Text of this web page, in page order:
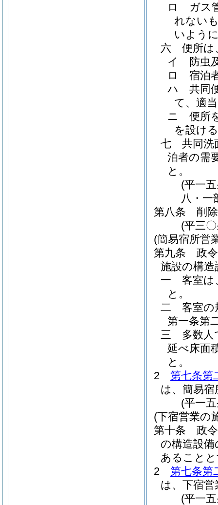
ロ
ガス
れない
いよう
六
便所は
イ
防虫
ロ
宿泊
ハ
共同
て、適
ニ
便所
を設け
七
共同洗
泊者の需
と。
(平一
八・一
第八条
削除
(平三
(簡易宿所営
第九条
政
施設の構
一
客室は
と。
二
客室の
第一条第
三
多数
延べ床面
と。
2
第七条第
は、簡易
(平一
(下宿営業の
第十条
政
の構造設
あること
2
第七条第
は、下宿
(平一